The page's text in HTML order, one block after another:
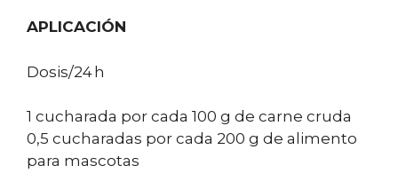
APLICACIÓN
Dosis/24 h
1 cucharada por cada 100 g de carne cruda
0,5 cucharadas por cada 200 g de alimento
para mascotas